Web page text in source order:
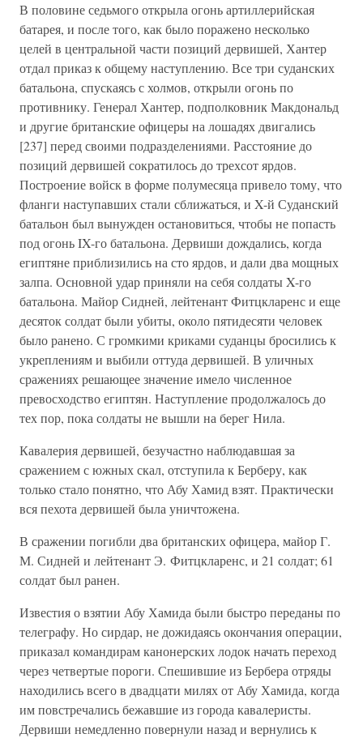
В половине седьмого открыла огонь артиллерийская
батарея, и после того, как было поражено несколько
целей в центральной части позиций дервишей, Хантер
отдал приказ к общему наступлению. Все три суданских
батальона, спускаясь с холмов, открыли огонь по
противнику. Генерал Хантер, подполковник Макдональд
и другие британские офицеры на лошадях двигались
[237] перед своими подразделениями. Расстояние до
позиций дервишей сократилось до трехсот ярдов.
Построение войск в форме полумесяца привело тому, что
фланги наступавших стали сближаться, и X-й Суданский
батальон был вынужден остановиться, чтобы не попасть
под огонь IX-го батальона. Дервиши дождались, когда
египтяне приблизились на сто ярдов, и дали два мощных
залпа. Основной удар приняли на себя солдаты X-го
батальона. Майор Сидней, лейтенант Фитцкларенс и еще
десяток солдат были убиты, около пятидесяти человек
было ранено. С громкими криками суданцы бросились к
укреплениям и выбили оттуда дервишей. В уличных
сражениях решающее значение имело численное
превосходство египтян. Наступление продолжалось до
тех пор, пока солдаты не вышли на берег Нила.
Кавалерия дервишей, безучастно наблюдавшая за
сражением с южных скал, отступила к Берберу, как
только стало понятно, что Абу Хамид взят. Практически
вся пехота дервишей была уничтожена.
В сражении погибли два британских офицера, майор Г.
М. Сидней и лейтенант Э. Фитцкларенс, и 21 солдат; 61
солдат был ранен.
Известия о взятии Абу Хамида были быстро переданы по
телеграфу. Но сирдар, не дожидаясь окончания операции,
приказал командирам канонерских лодок начать переход
через четвертые пороги. Спешившие из Бербера отряды
находились всего в двадцати милях от Абу Хамида, когда
им повстречались бежавшие из города кавалеристы.
Дервиши немедленно повернули назад и вернулись к